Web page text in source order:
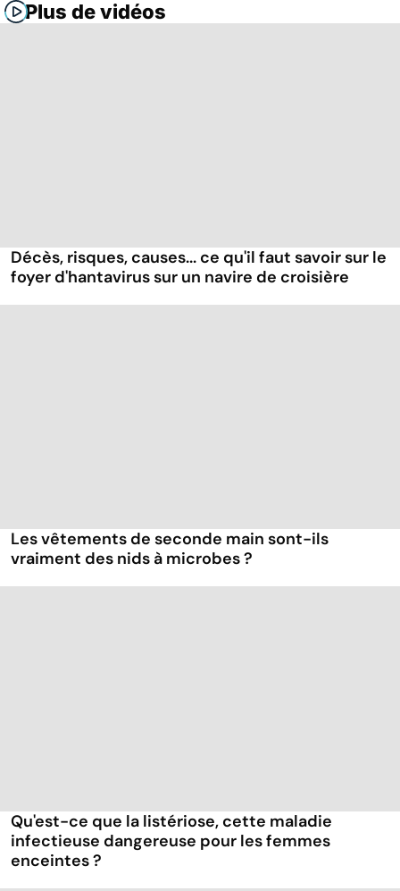
Plus de vidéos
Décès, risques, causes... ce qu'il faut savoir sur le
foyer d'hantavirus sur un navire de croisière
Les vêtements de seconde main sont-ils
vraiment des nids à microbes ?
Qu'est-ce que la listériose, cette maladie
infectieuse dangereuse pour les femmes
enceintes ?